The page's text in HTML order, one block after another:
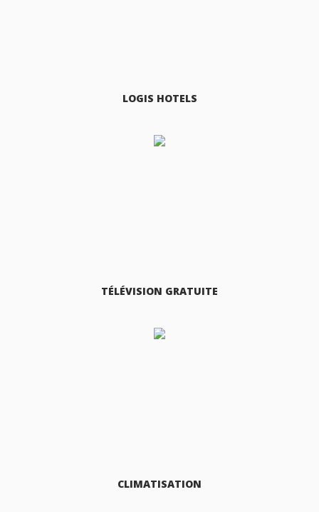
LOGIS HOTELS
TÉLÉVISION GRATUITE
CLIMATISATION